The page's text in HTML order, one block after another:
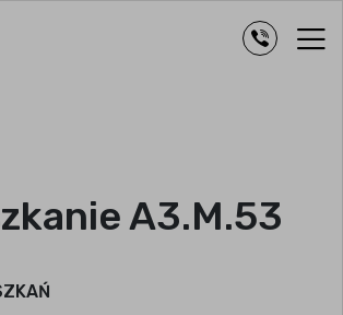
A3.M.53